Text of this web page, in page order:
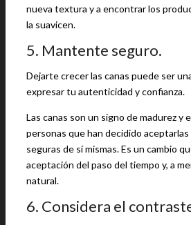
nueva textura y a encontrar los
la suavicen.
5. Mantente seguro.
Dejarte crecer las canas puede ser
expresar tu autenticidad y confianza.
Las canas son un signo de madurez y
personas que han decidido
seguras de sí mismas. Es un cambio
aceptación del paso del tiempo y, a
natural.
6. Considera el